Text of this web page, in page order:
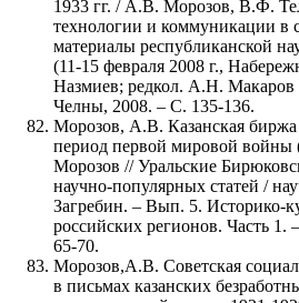
1933 гг. / А.В. Морозов, В.Ф.
технологии и коммуникации в
материалы республиканской
(11-15 февраля 2008 г.,
Назмиев; редкол. А.Н.
Челны, 2008. – С. 135-136.
Морозов, А.В. Казанская биржа
период первой мировой войны
Морозов // Уральские
научно-популярных статей /
Загребин. – Вып. 5. Историко-
российских регионов. Часть 1.
65-70.
Морозов,А.В. Советская
в письмах казанских